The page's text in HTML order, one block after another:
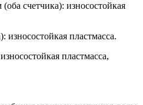
счетчика): износостойкая
пластмасса.
пластмасса,